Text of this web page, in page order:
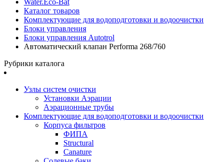
Каталог товаров
Комплектующие для водоподготовки и водоочистки
Блоки управления
Блоки управления Autotrol
Автоматический клапан Performa 268/760
Рубрики каталога
Узлы систем очистки
Установки Аэрации
Аэрационные трубы
Комплектующие для водоподготовки и водоочистки
Корпуса фильтров
ФИПА
Structural
Canature